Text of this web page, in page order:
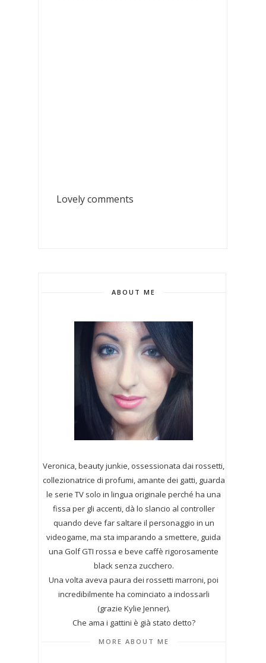
Lovely comments
ABOUT ME
Veronica, beauty junkie, ossessionata dai rossetti,
collezionatrice di profumi, amante dei gatti, guarda
le serie TV solo in lingua originale perché ha una
fissa per gli accenti, dà lo slancio al controller
quando deve far saltare il personaggio in un
videogame, ma sta imparando a smettere, guida
una Golf GTI rossa e beve caffè rigorosamente
black senza zucchero.
Una volta aveva paura dei rossetti marroni, poi
incredibilmente ha cominciato a indossarli
(grazie Kylie Jenner).
Che ama i gattini è già stato detto?
MORE ABOUT ME